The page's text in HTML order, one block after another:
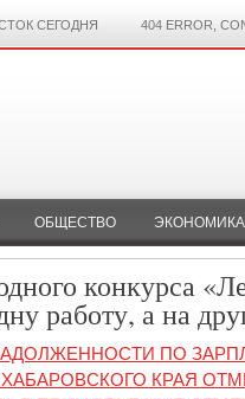
СЕГОДНЯ 404 ERROR,
ОБЩЕСТВО ЭКОНОМИКА
конкурса
работу, а на
ПО
КРАЯ